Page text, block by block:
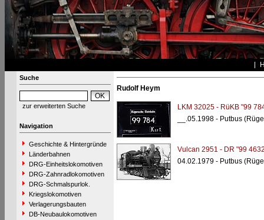
Suche
zur erweiterten Suche
Navigation
Geschichte & Hintergründe
Länderbahnen
DRG-Einheitslokomotiven
DRG-Zahnradlokomotiven
DRG-Schmalspurlok.
Kriegslokomotiven
Verlagerungsbauten
DB-Neubaulokomotiven
Rudolf Heym
LKM 32025 - RüKB "99
__.05.1998 - Putbus
Vulcan 2951 - DR "99
04.02.1979 - Putbus